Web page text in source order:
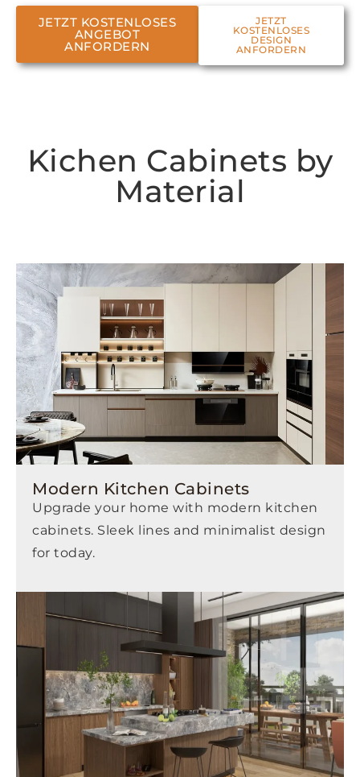
JETZT KOSTENLOSES
ANGEBOT
ANFORDERN
JETZT
KOSTENLOSES
DESIGN
ANFORDERN
Kichen Cabinets by
Material
Modern Kitchen Cabinets
Upgrade your home with modern kitchen
cabinets. Sleek lines and minimalist design
for today.